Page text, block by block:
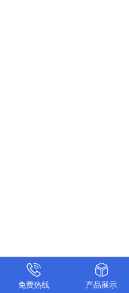
免费热线 产品展示